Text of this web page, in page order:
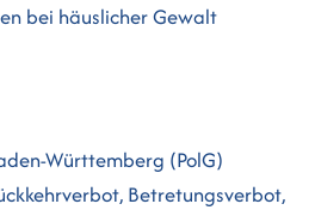
bei häuslicher Gewalt
Württemberg (PolG)
Betretungsverbot,